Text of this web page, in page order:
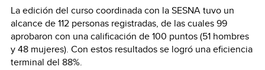
La edición del curso coordinada con la SESNA tuvo un
alcance de 112 personas registradas, de las cuales 99
aprobaron con una calificación de 100 puntos (51 hombres
y 48 mujeres). Con estos resultados se logró una eficiencia
terminal del 88%.